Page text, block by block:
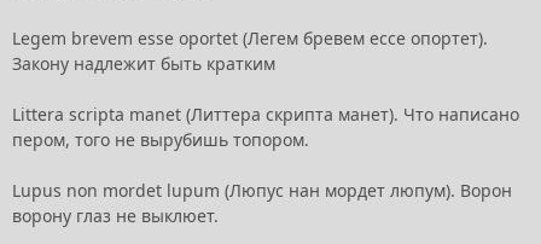
Legem brevem esse oportet (Легем бревем ессе опортет).
Закону надлежит быть кратким
Littera scripta manet (Литтера скрипта манет). Что написано
пером, того не вырубишь топором.
Lupus non mordet lupum (Люпус нан мордет люпум). Ворон
ворону глаз не выклюет.